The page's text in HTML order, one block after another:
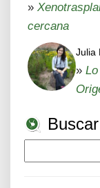
»
cercana
Julia
»
Buscar